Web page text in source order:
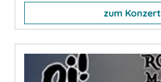
zum Konzert